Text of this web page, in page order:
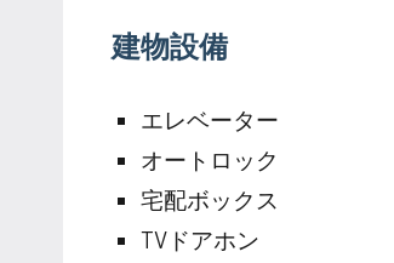
建物設備
エレベーター
オートロック
宅配ボックス
TVドアホン